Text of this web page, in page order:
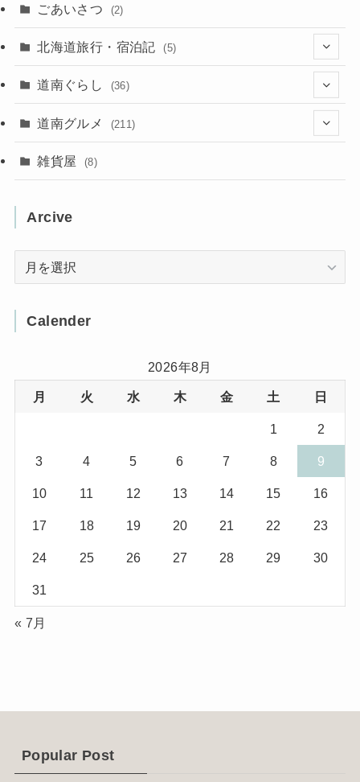
(16)
(31)
(78)
(16)
(3)
(15)
(2)
(1)
(10)
(2)
(2)
(11)
ごあいさつ (2)
北海道旅行・宿泊記 (5)
(5)
道南ぐらし (36)
(13)
(10)
道南グルメ (211)
(3)
(10)
(2)
(4)
雑貨屋 (8)
Arcive
Arcive
Calender
2026年8月
月 火 水 木 金 土 日
1 2
3 4 5 6 7 8 9
10 11 12 13 14 15 16
17 18 19 20 21 22 23
24 25 26 27 28 29 30
31
« 7月
Popular Post